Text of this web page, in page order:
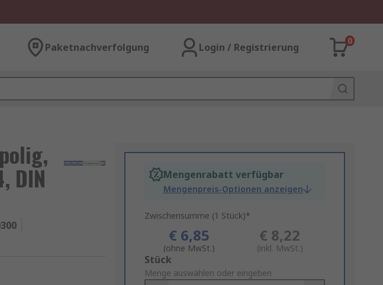
Paketnachverfolgung Login / Registrierung
0
DIN Mengenrabatt verfügbar
Mengenpreis-Optionen anzeigen
Zwischensumme (1 Stück)*
€ 6,85
(ohne MwSt.)
€ 8,22
(inkl. MwSt.)
Add
to
Stück
Menge auswählen oder eingeben